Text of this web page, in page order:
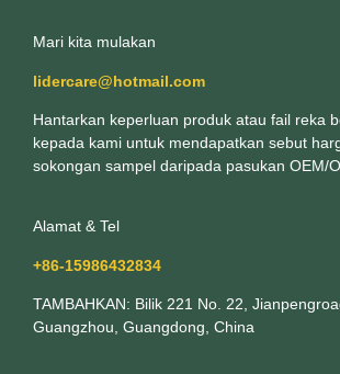
Mari kita mulakan
lidercare@hotmail.com
Hantarkan keperluan produk atau fail reka
kepada kami untuk mendapatkan sebut
sokongan sampel daripada pasukan OEM/
Alamat & Tel
+86-15986432834
TAMBAHKAN: Bilik 221 No. 22,
Guangzhou, Guangdong, China